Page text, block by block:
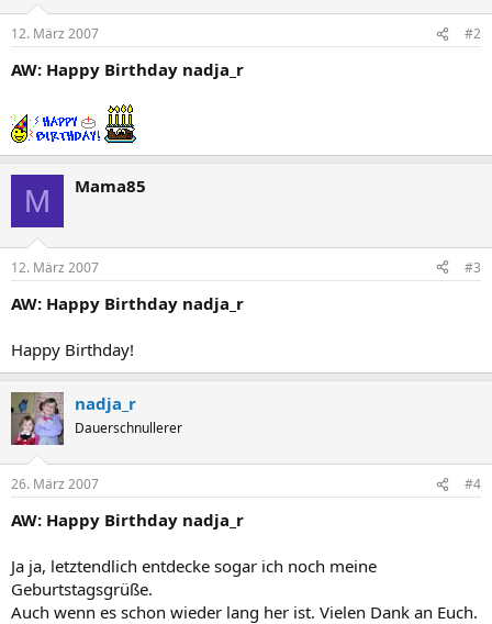
12. März 2007 #2
AW: Happy Birthday nadja_r
M Mama85
12. März 2007 #3
AW: Happy Birthday nadja_r
Happy Birthday!
nadja_r
Dauerschnullerer
26. März 2007 #4
AW: Happy Birthday nadja_r
Ja ja, letztendlich entdecke sogar ich noch meine
Geburtstagsgrüße.
Auch wenn es schon wieder lang her ist. Vielen Dank an Euch.